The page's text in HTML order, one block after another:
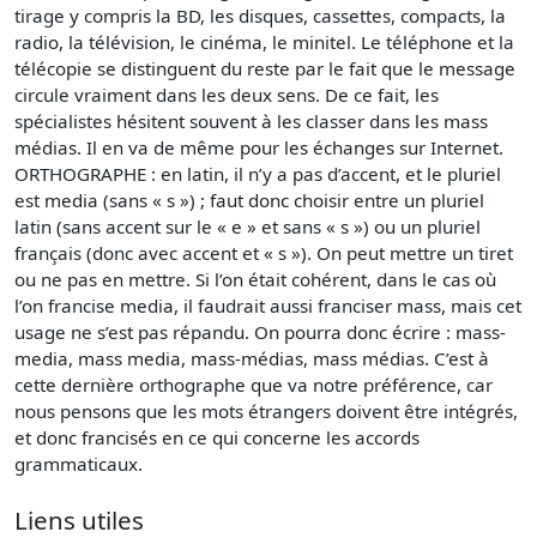
tirage y compris la BD, les disques, cassettes, compacts, la
radio, la télévision, le cinéma, le minitel. Le téléphone et la
télécopie se distinguent du reste par le fait que le message
circule vraiment dans les deux sens. De ce fait, les
spécialistes hésitent souvent à les classer dans les mass
médias. Il en va de même pour les échanges sur Internet.
ORTHOGRAPHE : en latin, il n’y a pas d’accent, et le pluriel
est media (sans « s ») ; faut donc choisir entre un pluriel
latin (sans accent sur le « e » et sans « s ») ou un pluriel
français (donc avec accent et « s »). On peut mettre un tiret
ou ne pas en mettre. Si l’on était cohérent, dans le cas où
l’on francise media, il faudrait aussi franciser mass, mais cet
usage ne s’est pas répandu. On pourra donc écrire : mass-
media, mass media, mass-médias, mass médias. C’est à
cette dernière orthographe que va notre préférence, car
nous pensons que les mots étrangers doivent être intégrés,
et donc francisés en ce qui concerne les accords
grammaticaux.
Liens utiles